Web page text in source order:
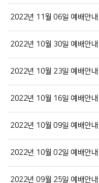
2022년 11월 06일 예배안내
2022년 10월 30일 예배안내
2022년 10월 23일 예배안내
2022년 10월 16일 예배안내
2022년 10월 09일 예배안내
2022년 10월 02일 예배안내
2022년 09월 25일 예배안내